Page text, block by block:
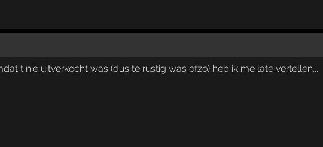
t nie uitverkocht was (dus te rustig was ofzo) heb ik me late vertellen...